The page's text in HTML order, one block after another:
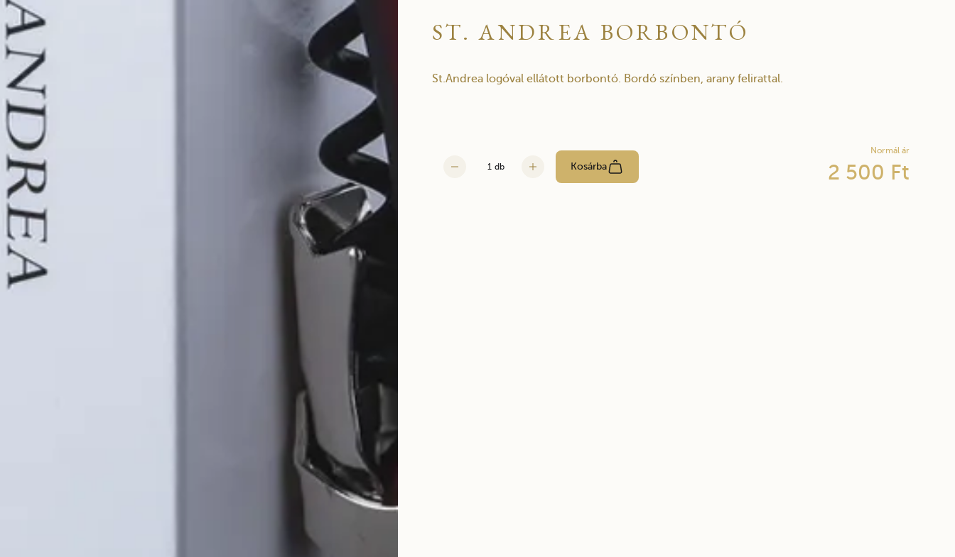
ST. ANDREA BORBONTÓ
St.Andrea logóval ellátott borbontó. Bordó színben, arany felirattal.
Normál ár
2 500 Ft
db Kosárba